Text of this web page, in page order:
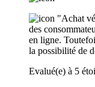
"Achat
des
en ligne.
la possibilité de
Evalué(e) à 5